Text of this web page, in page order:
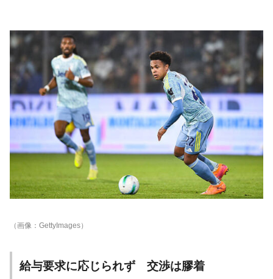
（画像：GettyImages）
給与要求に応じられず 交渉は膠着